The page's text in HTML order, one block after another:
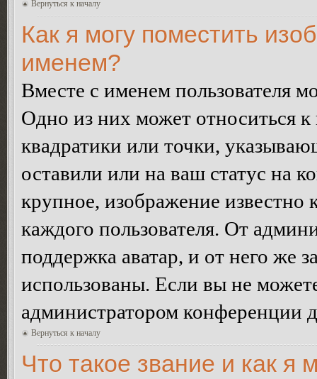
Вернуться к началу
Как я могу поместить
именем?
Вместе с именем пользователя
Одно из них может относиться
квадратики или точки,
оставили или на ваш статус на
крупное, изображение известно
каждого пользователя. От
поддержка аватар, и от него же
использованы. Если вы не
администратором конференции
Вернуться к началу
Что такое звание и как я